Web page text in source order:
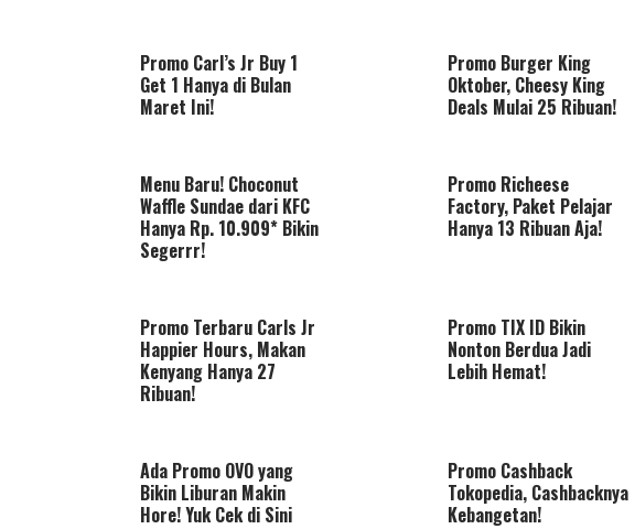
Promo Carl’s Jr Buy 1
Get 1 Hanya di Bulan
Maret Ini!
Promo Burger King
Oktober, Cheesy King
Deals Mulai 25 Ribuan!
Menu Baru! Choconut
Waffle Sundae dari KFC
Hanya Rp. 10.909* Bikin
Segerrr!
Promo Richeese
Factory, Paket Pelajar
Hanya 13 Ribuan Aja!
Promo Terbaru Carls Jr
Happier Hours, Makan
Kenyang Hanya 27
Ribuan!
Promo TIX ID Bikin
Nonton Berdua Jadi
Lebih Hemat!
Ada Promo OVO yang
Bikin Liburan Makin
Hore! Yuk Cek di Sini
Promo Cashback
Tokopedia, Cashbacknya
Kebangetan!